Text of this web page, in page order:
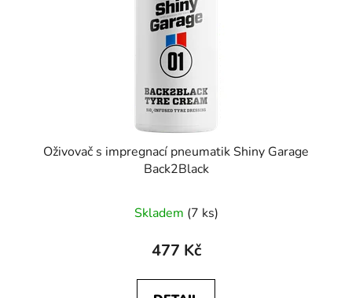
Oživovač s impregnací pneumatik Shiny Garage
Back2Black
Skladem (7 ks)
477 Kč